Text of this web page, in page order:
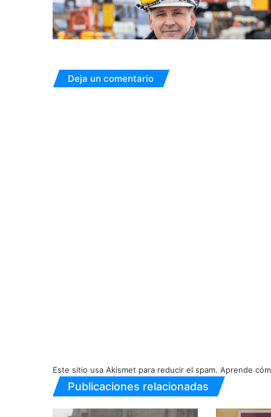
Deja un comentario
Este sitio usa Akismet para reducir el spam. Aprende
Publicaciones relacionadas